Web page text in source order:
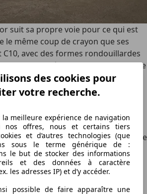
suit sa propre voie pour ce qui est
le même coup de crayon que ses
avec des formes rondouillardes
encastrées. La signature visuelle
la barre LED à l’arrière suivent la
similaire, on retrouve la même
logique, la même technologie
de 218 ch et 240 Nm de couple sur le
mouvoir la bête, tandis que deux
niveaux d’autonomie.
une capacité de 56,2 kWh et
tandis que la version ProMax
des cookies pour
votre recherche.
meilleure expérience de navigation
nos offres, nous et certains tiers
et d’autres technologies (que
sous le terme générique de :
le but de stocker des informations
et des données à caractère
les adresses IP) et d’y accéder.
possible de faire apparaître une